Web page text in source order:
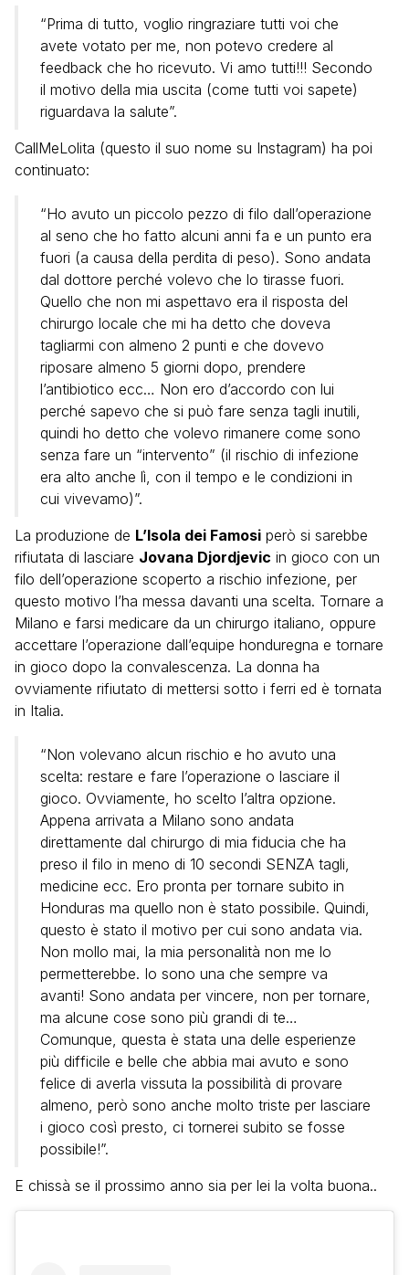
“Prima di tutto, voglio ringraziare tutti voi che
avete votato per me, non potevo credere al
feedback che ho ricevuto. Vi amo tutti!!! Secondo
il motivo della mia uscita (come tutti voi sapete)
riguardava la salute”.
CallMeLolita (questo il suo nome su Instagram) ha poi
continuato:
“Ho avuto un piccolo pezzo di filo dall’operazione
al seno che ho fatto alcuni anni fa e un punto era
fuori (a causa della perdita di peso). Sono andata
dal dottore perché volevo che lo tirasse fuori.
Quello che non mi aspettavo era il risposta del
chirurgo locale che mi ha detto che doveva
tagliarmi con almeno 2 punti e che dovevo
riposare almeno 5 giorni dopo, prendere
l’antibiotico ecc… Non ero d’accordo con lui
perché sapevo che si può fare senza tagli inutili,
quindi ho detto che volevo rimanere come sono
senza fare un “intervento” (il rischio di infezione
era alto anche lì, con il tempo e le condizioni in
cui vivevamo)”.
La produzione de L’Isola dei Famosi però si sarebbe
rifiutata di lasciare Jovana Djordjevic in gioco con un
filo dell’operazione scoperto a rischio infezione, per
questo motivo l’ha messa davanti una scelta. Tornare a
Milano e farsi medicare da un chirurgo italiano, oppure
accettare l’operazione dall’equipe honduregna e tornare
in gioco dopo la convalescenza. La donna ha
ovviamente rifiutato di mettersi sotto i ferri ed è tornata
in Italia.
“Non volevano alcun rischio e ho avuto una
scelta: restare e fare l’operazione o lasciare il
gioco. Ovviamente, ho scelto l’altra opzione.
Appena arrivata a Milano sono andata
direttamente dal chirurgo di mia fiducia che ha
preso il filo in meno di 10 secondi SENZA tagli,
medicine ecc. Ero pronta per tornare subito in
Honduras ma quello non è stato possibile. Quindi,
questo è stato il motivo per cui sono andata via.
Non mollo mai, la mia personalità non me lo
permetterebbe. Io sono una che sempre va
avanti! Sono andata per vincere, non per tornare,
ma alcune cose sono più grandi di te…
Comunque, questa è stata una delle esperienze
più difficile e belle che abbia mai avuto e sono
felice di averla vissuta la possibilità di provare
almeno, però sono anche molto triste per lasciare
i gioco così presto, ci tornerei subito se fosse
possibile!”.
E chissà se il prossimo anno sia per lei la volta buona..